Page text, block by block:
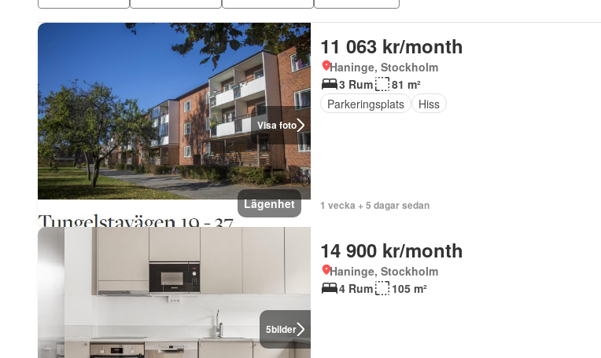
Visa foto
Lägenhet
11 063 kr/month
Haninge, Stockholm
3 Rum
81 m²
Parkeringsplats
Hiss
1 vecka + 5 dagar sedan
5bilder
14 900 kr/month
Haninge, Stockholm
4 Rum
105 m²